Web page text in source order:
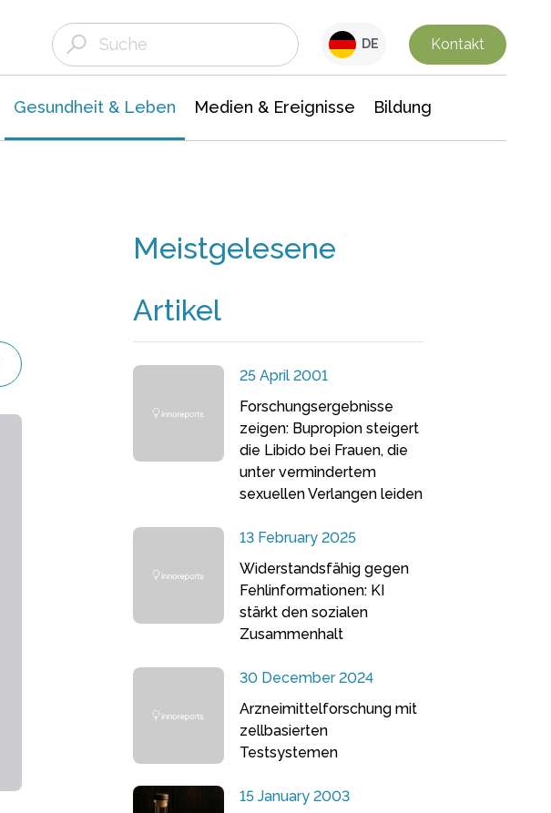
DE Kontakt
Gesundheit & Leben Medien & Ereignisse Bildung
Meistgelesene
Artikel
25 April 2001
Forschungsergebnisse
zeigen: Bupropion steigert
die Libido bei Frauen, die
unter vermindertem
sexuellen Verlangen leiden
13 February 2025
Widerstandsfähig gegen
Fehlinformationen: KI
stärkt den sozialen
Zusammenhalt
30 December 2024
Arzneimittelforschung mit
zellbasierten
Testsystemen
15 January 2003